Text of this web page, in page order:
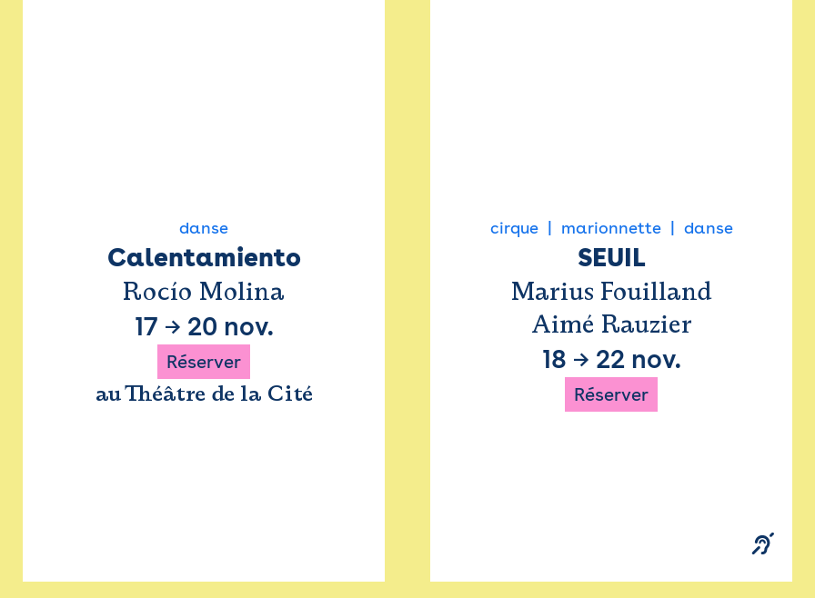
danse
Calentamiento
Rocío Molina
17 → 20 nov.
Réserver
au Théâtre de la Cité
cirque marionnette danse
SEUIL
Marius Fouilland
Aimé Rauzier
18 → 22 nov.
Réserver